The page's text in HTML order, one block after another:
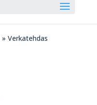
» Verkatehdas